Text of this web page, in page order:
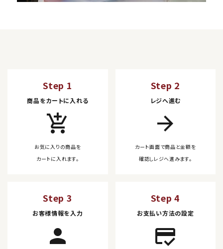
Step 1
商品をカートに入れる
add_shopping_cart
お気に入りの商品を
カートに入れます。
Step 2
レジへ進む
arrow_forward
カート画面で商品と金額を
確認しレジへ進みます。
Step 3
お客様情報を入力
person
Step 4
お支払い方法の設定
credit_score